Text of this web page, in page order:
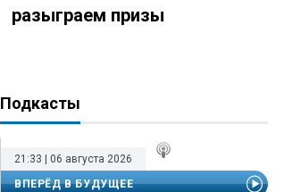
разыграем призы
Подкасты
21:33 | 06 августа 2026
ВПЕРЁД В БУДУЩЕЕ